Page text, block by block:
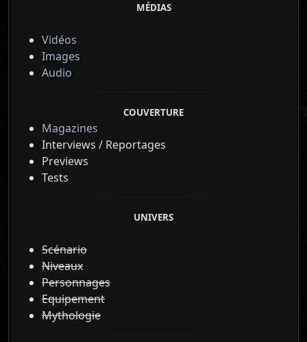
MÉDIAS
Vidéos
Images
Audio
COUVERTURE
Magazines
Interviews / Reportages
Previews
Tests
UNIVERS
Scénario
Niveaux
Personnages
Equipement
Mythologie